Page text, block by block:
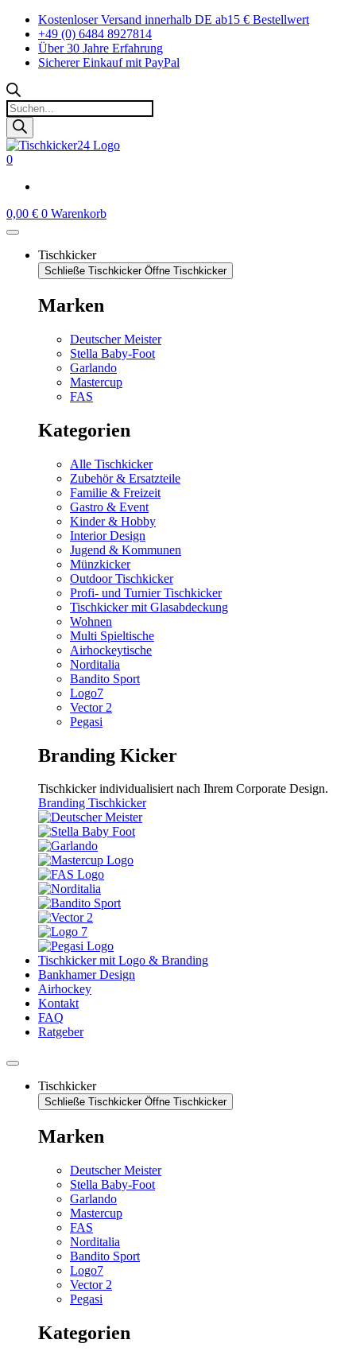
Zum
Inhalt
springen
Kostenloser Versand innerhalb DE ab15 € Bestellwert
+49 (0) 6484 8927814
Über 30 Jahre Erfahrung
Sicherer Einkauf mit PayPal
Products
search
0
0,00 € 0 Warenkorb
Tischkicker
Schließe Tischkicker Öffne Tischkicker
Marken
Deutscher Meister
Stella Baby-Foot
Garlando
Mastercup
FAS
Kategorien
Alle Tischkicker
Zubehör & Ersatzteile
Familie & Freizeit
Gastro & Event
Kinder & Hobby
Interior Design
Jugend & Kommunen
Münzkicker
Outdoor Tischkicker
Profi- und Turnier Tischkicker
Tischkicker mit Glasabdeckung
Wohnen
Multi Spieltische
Airhockeytische
Norditalia
Bandito Sport
Logo7
Vector 2
Pegasi
Branding Kicker
Tischkicker individualisiert nach Ihrem Corporate Design.
Branding Tischkicker
Tischkicker mit Logo & Branding
Bankhamer Design
Airhockey
Kontakt
FAQ
Ratgeber
Tischkicker
Schließe Tischkicker Öffne Tischkicker
Marken
Deutscher Meister
Stella Baby-Foot
Garlando
Mastercup
FAS
Norditalia
Bandito Sport
Logo7
Vector 2
Pegasi
Kategorien